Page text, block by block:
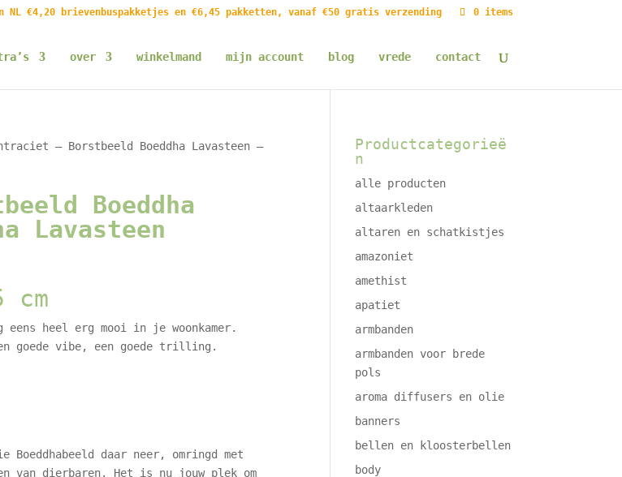
NL €4,20 brievenbuspakketjes en €6,45 pakketten, vanaf €50 gratis verzending 0 items
over winkelmand mijn account blog vrede contact
– Borstbeeld Boeddha Lavasteen –
Boeddha
Lavasteen
cm
heel erg mooi in je woonkamer.
goede vibe, een goede trilling.
daar neer, omringd met
van dierbaren. Het is nu jouw plek om
Productcategorieë
n
alle producten
altaarkleden
altaren en schatkistjes
amazoniet
amethist
apatiet
armbanden
armbanden voor brede
pols
aroma diffusers en olie
banners
bellen en kloosterbellen
body